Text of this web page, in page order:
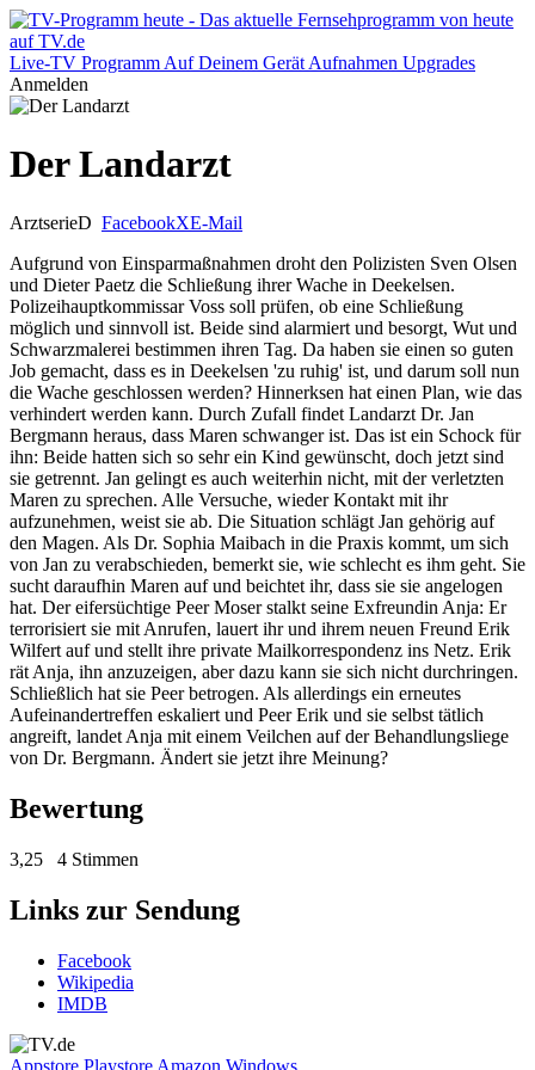
Live-TV Programm Auf Deinem Gerät Aufnahmen Upgrades
Anmelden
Der Landarzt
ArztserieD FacebookXE-Mail
Aufgrund von Einsparmaßnahmen droht den Polizisten Sven Olsen
und Dieter Paetz die Schließung ihrer Wache in Deekelsen.
Polizeihauptkommissar Voss soll prüfen, ob eine Schließung
möglich und sinnvoll ist. Beide sind alarmiert und besorgt, Wut und
Schwarzmalerei bestimmen ihren Tag. Da haben sie einen so guten
Job gemacht, dass es in Deekelsen 'zu ruhig' ist, und darum soll nun
die Wache geschlossen werden? Hinnerksen hat einen Plan, wie das
verhindert werden kann. Durch Zufall findet Landarzt Dr. Jan
Bergmann heraus, dass Maren schwanger ist. Das ist ein Schock für
ihn: Beide hatten sich so sehr ein Kind gewünscht, doch jetzt sind
sie getrennt. Jan gelingt es auch weiterhin nicht, mit der verletzten
Maren zu sprechen. Alle Versuche, wieder Kontakt mit ihr
aufzunehmen, weist sie ab. Die Situation schlägt Jan gehörig auf
den Magen. Als Dr. Sophia Maibach in die Praxis kommt, um sich
von Jan zu verabschieden, bemerkt sie, wie schlecht es ihm geht. Sie
sucht daraufhin Maren auf und beichtet ihr, dass sie sie angelogen
hat. Der eifersüchtige Peer Moser stalkt seine Exfreundin Anja: Er
terrorisiert sie mit Anrufen, lauert ihr und ihrem neuen Freund Erik
Wilfert auf und stellt ihre private Mailkorrespondenz ins Netz. Erik
rät Anja, ihn anzuzeigen, aber dazu kann sie sich nicht durchringen.
Schließlich hat sie Peer betrogen. Als allerdings ein erneutes
Aufeinandertreffen eskaliert und Peer Erik und sie selbst tätlich
angreift, landet Anja mit einem Veilchen auf der Behandlungsliege
von Dr. Bergmann. Ändert sie jetzt ihre Meinung?
Bewertung
3,25 4 Stimmen
Links zur Sendung
Facebook
Wikipedia
IMDB
Appstore Playstore Amazon Windows